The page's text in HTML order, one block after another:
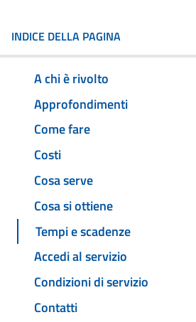
INDICE DELLA PAGINA
A chi è rivolto
Approfondimenti
Come fare
Costi
Cosa serve
Cosa si ottiene
Tempi e scadenze
Accedi al servizio
Condizioni di servizio
Contatti